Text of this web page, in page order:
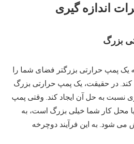
اندازه گیری
بزرگ
پمپ حرارتی بزرگتر فضای شما را
در حقیقت، یک پمپ حرارتی بزرگ
نسبت به حل آن ایجاد کند. وقتی پمپ
محل کار شما خیلی بزرگ است، به
شود. به این فرآیند دوچرخه